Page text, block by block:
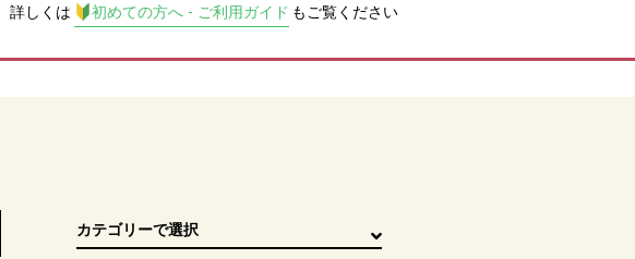
詳しくは
初めての方へ - ご利用ガイド もご覧ください